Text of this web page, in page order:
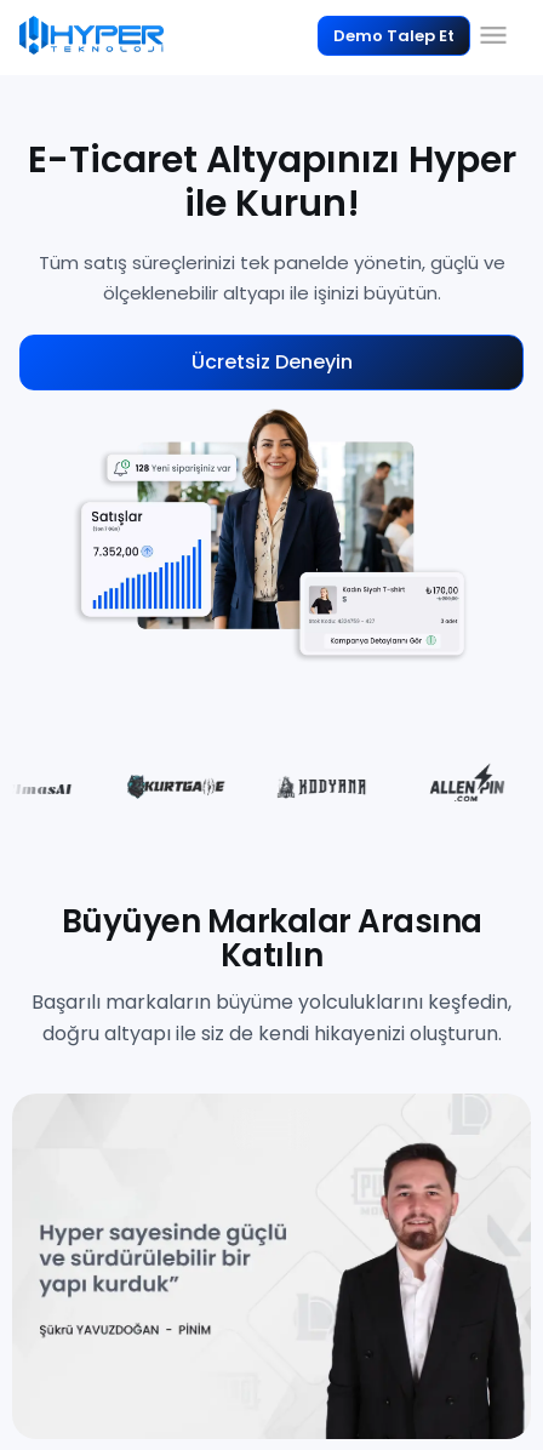
Demo Talep Et
E-Ticaret Altyapınızı Hyper
ile Kurun!
Tüm satış süreçlerinizi tek panelde yönetin, güçlü ve
ölçeklenebilir altyapı ile işinizi büyütün.
Ücretsiz Deneyin
Büyüyen Markalar Arasına
Katılın
Başarılı markaların büyüme yolculuklarını keşfedin,
doğru altyapı ile siz de kendi hikayenizi oluşturun.